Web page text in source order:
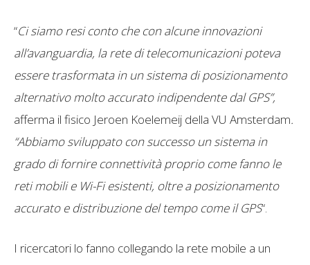
“Ci siamo resi conto che con alcune innovazioni
all’avanguardia, la rete di telecomunicazioni poteva
essere trasformata in un sistema di posizionamento
alternativo molto accurato indipendente dal GPS”,
afferma il fisico Jeroen Koelemeij della VU Amsterdam.
“Abbiamo sviluppato con successo un sistema in
grado di fornire connettività proprio come fanno le
reti mobili e Wi-Fi esistenti, oltre a posizionamento
accurato e distribuzione del tempo come il GPS“.
I ricercatori lo fanno collegando la rete mobile a un